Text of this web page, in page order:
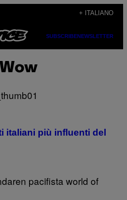
+ ITALIANO
SUBSCRIBENEWSLETTER
Wow
italiani più influenti del